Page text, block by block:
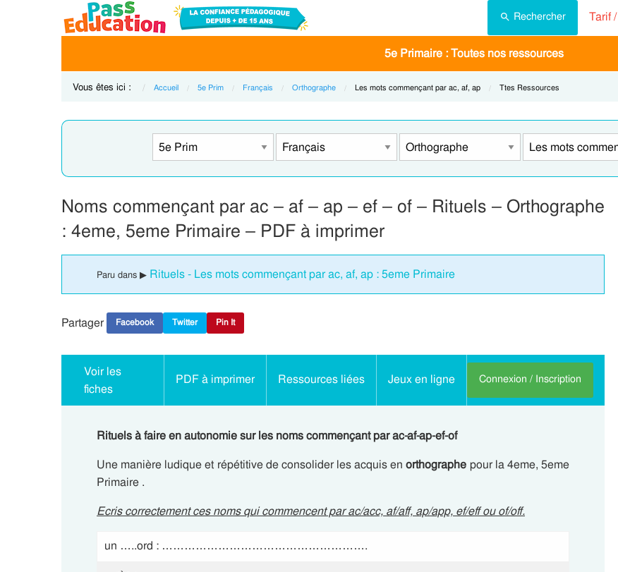
Rechercher Tarif /
5e Primaire : Toutes nos ressources
Vous êtes ici : Accueil 5e Prim Français Orthographe Current:
Les mots commençant par ac, af, ap Current:
Ttes Ressources
Noms commençant par ac – af – ap – ef – of – Rituels – Orthographe
: 4eme, 5eme Primaire – PDF à imprimer
Paru dans ▶ Rituels - Les mots commençant par ac, af, ap : 5eme Primaire
Partager Facebook Twitter Pin It
Voir les
fiches
PDF à imprimer Ressources liées Jeux en ligne Connexion / Inscription
Rituels à faire en autonomie sur les noms commençant par ac-af-ap-ef-of
Une manière ludique et répétitive de consolider les acquis enorthographe pour la 4eme, 5eme
Primaire .
Ecris correctement ces noms qui commencent parac/acc, af/aff, ap/app, ef/effouof/off.
un …..ord : ……………………………………………….